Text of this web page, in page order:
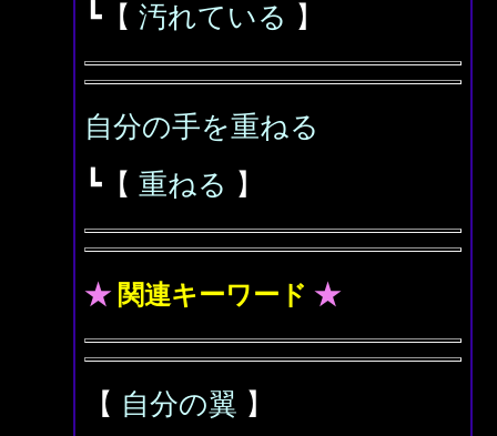
┗【 汚れている 】
自分の手を重ねる
┗【 重ねる 】
★ 関連キーワード ★
【 自分の翼 】